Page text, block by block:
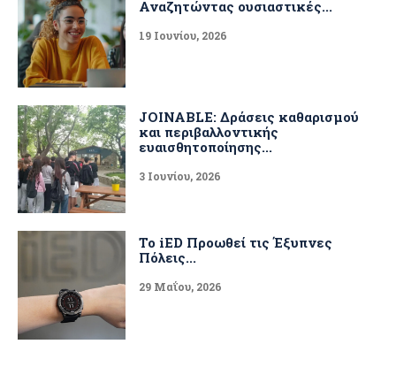
Αναζητώντας ουσιαστικές...
19 Ιουνίου, 2026
JOINABLE: Δράσεις καθαρισμού
και περιβαλλοντικής
ευαισθητοποίησης...
3 Ιουνίου, 2026
Το iED Προωθεί τις Έξυπνες
Πόλεις...
29 Μαΐου, 2026